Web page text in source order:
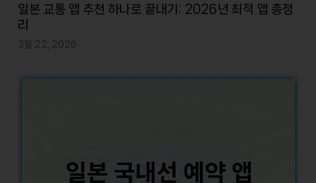
일본 교통 앱 추천 하나로 끝내기: 2026년 최적 앱 총정
리
3월 22, 2026